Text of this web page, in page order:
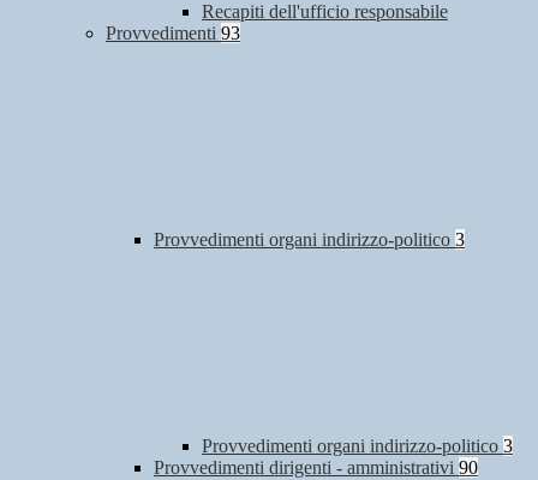
Recapiti dell'ufficio responsabile
Provvedimenti 93
Provvedimenti organi indirizzo-politico 3
Provvedimenti organi indirizzo-politico 3
Provvedimenti dirigenti - amministrativi 90